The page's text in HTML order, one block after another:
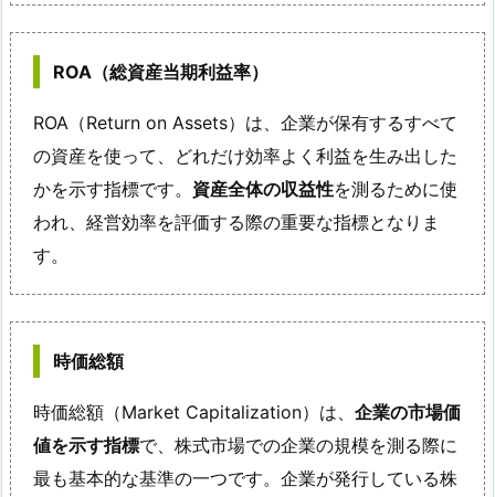
ROA（総資産当期利益率）
ROA（Return on Assets）は、企業が保有するすべて
の資産を使って、どれだけ効率よく利益を生み出した
かを示す指標です。 資産全体の収益性を測るために使
われ、経営効率を評価する際の重要な指標となりま
す。
時価総額
時価総額（Market Capitalization）は、 企業の市場価
値を示す指標で、株式市場での企業の規模を測る際に
最も基本的な基準の一つです。企業が発行している株